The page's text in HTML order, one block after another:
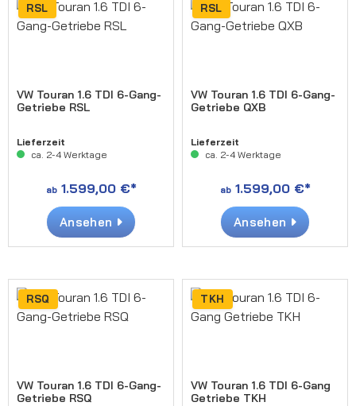
RSL
VW Touran 1.6 TDI 6-Gang-
Getriebe RSL
Lieferzeit
ca. 2-4 Werktage
ab1.599,00 €*
Ansehen
RSL
VW Touran 1.6 TDI 6-Gang-
Getriebe QXB
Lieferzeit
ca. 2-4 Werktage
ab1.599,00 €*
Ansehen
RSQ
VW Touran 1.6 TDI 6-Gang-
Getriebe RSQ
TKH
VW Touran 1.6 TDI 6-Gang
Getriebe TKH